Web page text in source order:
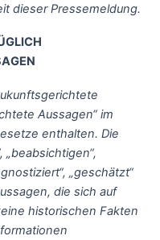
dieser Pressemeldung.
Aussagen“ im
enthalten. Die
„beabsichtigen“,
„geschätzt“
die sich auf
historischen Fakten